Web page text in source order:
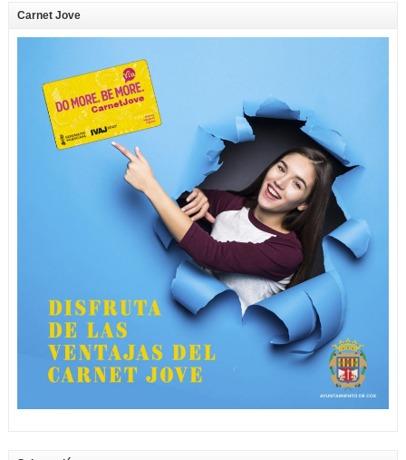
Carnet Jove